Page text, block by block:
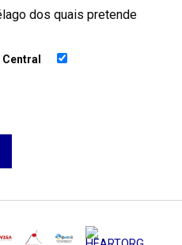
dos quais pretende